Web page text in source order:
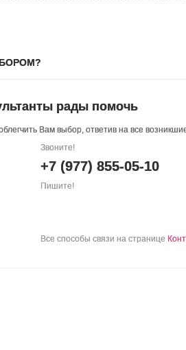
рады помочь
Вам выбор, ответив на все
Звоните!
+7 (977) 855-05-10
Пишите!
Все способы связи на странице